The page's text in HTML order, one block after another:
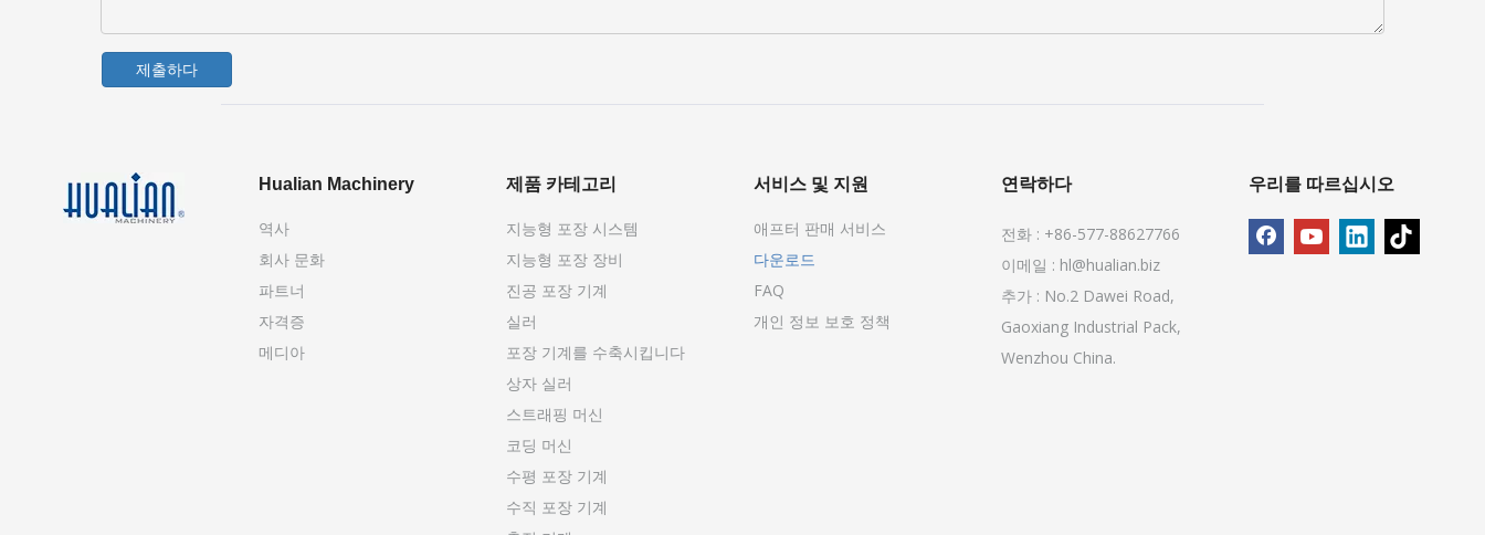
제출하다
Hualian Machinery
역사
회사 문화
파트너
자격증
메디아
제품 카테고리
지능형 포장 시스템
지능형 포장 장비
진공 포장 기계
실러
포장 기계를 수축시킵니다
상자 실러
스트래핑 머신
코딩 머신
수평 포장 기계
수직 포장 기계
서비스 및 지원
애프터 판매 서비스
다운로드
FAQ
개인 정보 보호 정책
연락하다
전화 : +86-577-88627766
이메일 : hl@hualian.biz
추가 : No.2 Dawei Road,
Gaoxiang Industrial Pack,
Wenzhou China.
우리를 따르십시오